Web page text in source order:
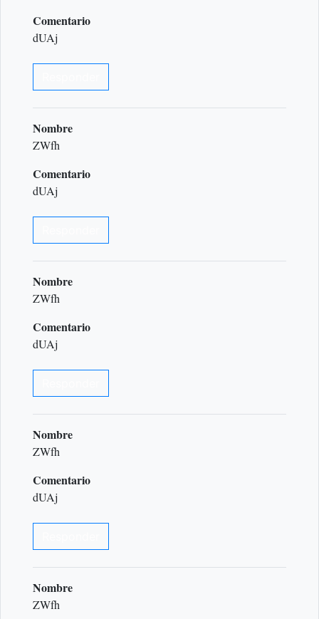
Comentario
dUAj
Nombre
ZWfh
Comentario
dUAj
Nombre
ZWfh
Comentario
dUAj
Nombre
ZWfh
Comentario
dUAj
Nombre
ZWfh